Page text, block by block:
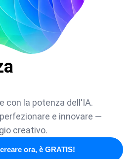
con la potenza dell'IA.
e innovare —
creativo.
ora, è GRATIS!